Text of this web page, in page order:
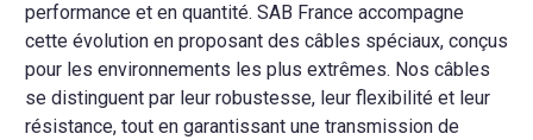
performance et en quantité. SAB France accompagne
cette évolution en proposant des câbles spéciaux, conçus
pour les environnements les plus extrêmes. Nos câbles
se distinguent par leur robustesse, leur flexibilité et leur
résistance, tout en garantissant une transmission de